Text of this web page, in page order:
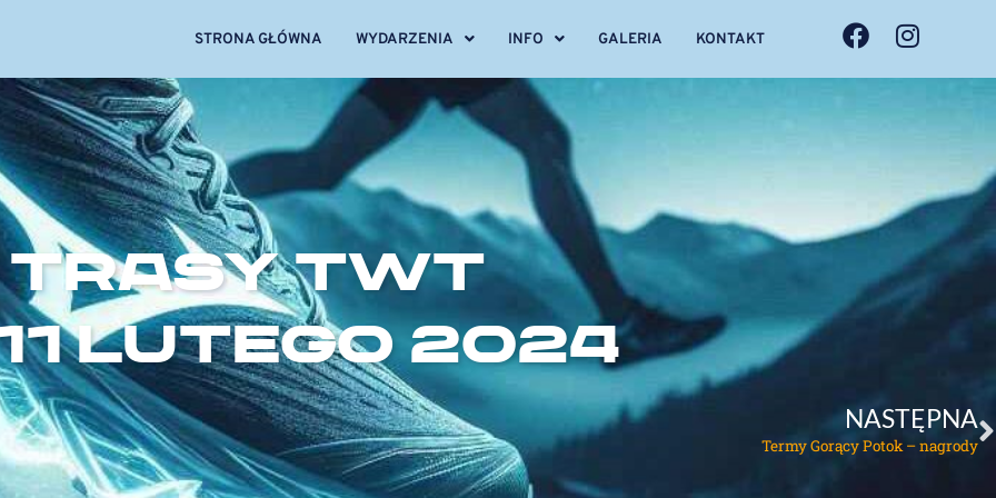
STRONA GŁÓWNA WYDARZENIA INFO GALERIA KONTAKT
F
c
e
k
I
s
g
r
a
m
TRASY TWT
LUTEGO 2024
NASTĘPNA
Termy Gorący Potok – nagrody